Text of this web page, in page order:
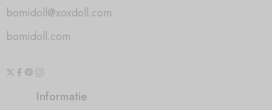
bomidoll@xoxdoll.com
bomidoll.com
Informatie